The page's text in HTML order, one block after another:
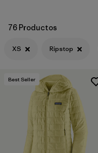
76 Productos
XS Ripstop
Best Seller